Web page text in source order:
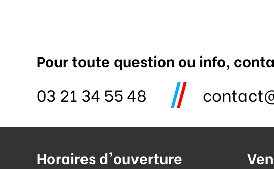
Pour toute question ou info,
03 21 34 55 48
Horaires d'ouverture